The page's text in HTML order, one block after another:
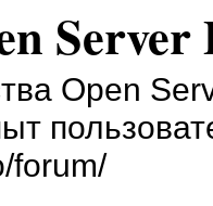
Server
Open
forum/